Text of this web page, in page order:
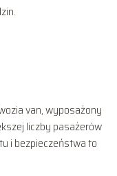
van, wyposażony
liczby pasażerów
i bezpieczeństwa to